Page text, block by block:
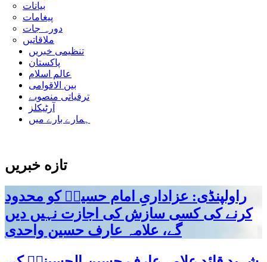
بیانات
پیغامات
دورہ جات
ملاقاتیں
تنظیمی خبریں
پاکستان
عالم اسلام
بین الاقوامی
ترقیاتی منصوبے
آرٹیکلز
ہمارے بارے میں
تازه خبریں
راولپنڈی: عزاداریِ امام حسینؑ کو محدود
کرنے کی کسی سازش کی اجازت نہیں دیں
گے، علامہ عارف حسین واحدی